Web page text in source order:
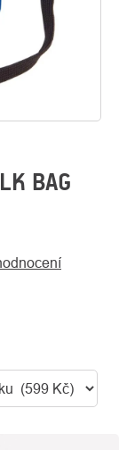
BAG